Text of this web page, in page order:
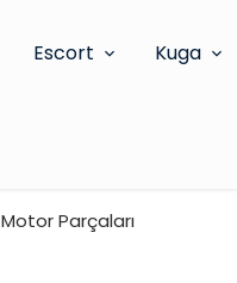
Escort Kuga
Motor Parçaları